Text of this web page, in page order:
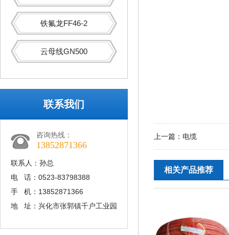
铁氟龙FF46-2
云母线GN500
联系我们
咨询热线：
13852871366
联系人：孙总
电 话：0523-83798388
手 机：13852871366
地 址：兴化市张郭镇千户工业园
上一篇： 电缆
相关产品推荐